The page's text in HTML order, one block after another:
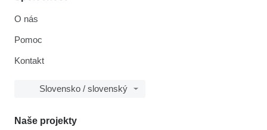
O nás
Pomoc
Kontakt
Slovensko / slovenský
Naše projekty